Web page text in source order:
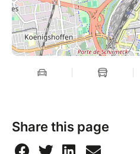
Share this page